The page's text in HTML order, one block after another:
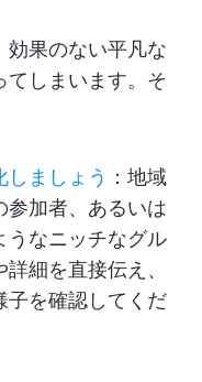
効果のない平凡な
しまいます。そ
しましょう ：地域
参加者、あるいは
うなニッチなグル
細を直接伝え、
子を確認してくだ